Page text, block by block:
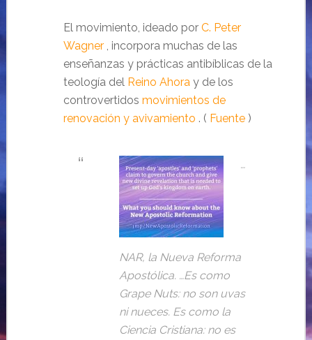
El movimiento, ideado por C. Peter
Wagner, incorpora muchas de las
enseñanzas y prácticas antibíblicas de la
teología del Reino Ahora y de los
controvertidos movimientos de
renovación y avivamiento . ( Fuente)
…
NAR, la Nueva Reforma
Apostólica. …Es como
Grape Nuts: no son uvas
ni nueces. Es como la
Ciencia Cristiana: no es